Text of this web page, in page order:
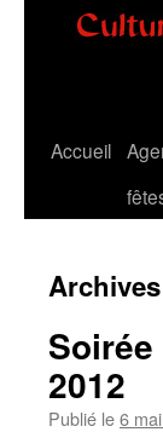
Accueil
2012
Publié le6